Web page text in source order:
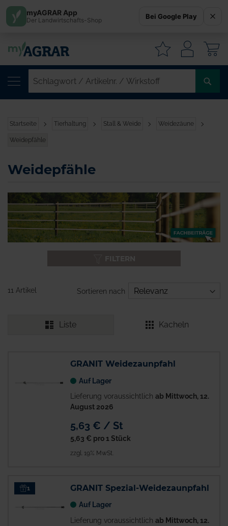
Startseite Tierhaltung Stall & Weide Weidezäune
Weidepfähle
Weidepfähle
11 Artikel Sortieren nach
Liste Kacheln
GRANIT Weidezaunpfahl
Auf Lager
Lieferung voraussichtlich ab Mittwoch, 12.
August 2026
5,63 € / St
5,63 € pro 1 Stück
zzgl. 19% MwSt.
1 GRANIT Spezial-Weidezaunpfahl
Auf Lager
Lieferung voraussichtlich ab Mittwoch, 12.
myAGRAR App
Der Landwirtschafts-Shop Bei Google Play